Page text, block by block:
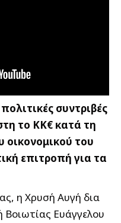
συντριβές
το ΚΚ€ κατά τη
οικονομικού του
επιτροπή για τα
η Χρυσή Αυγή δια
Ευάγγελου